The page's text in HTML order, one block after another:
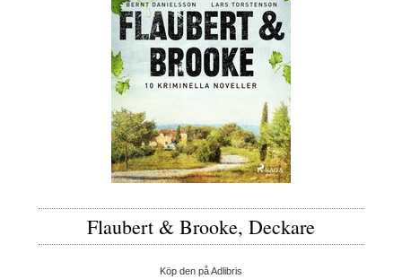
Flaubert & Brooke, Deckare
Köp den på Adlibris